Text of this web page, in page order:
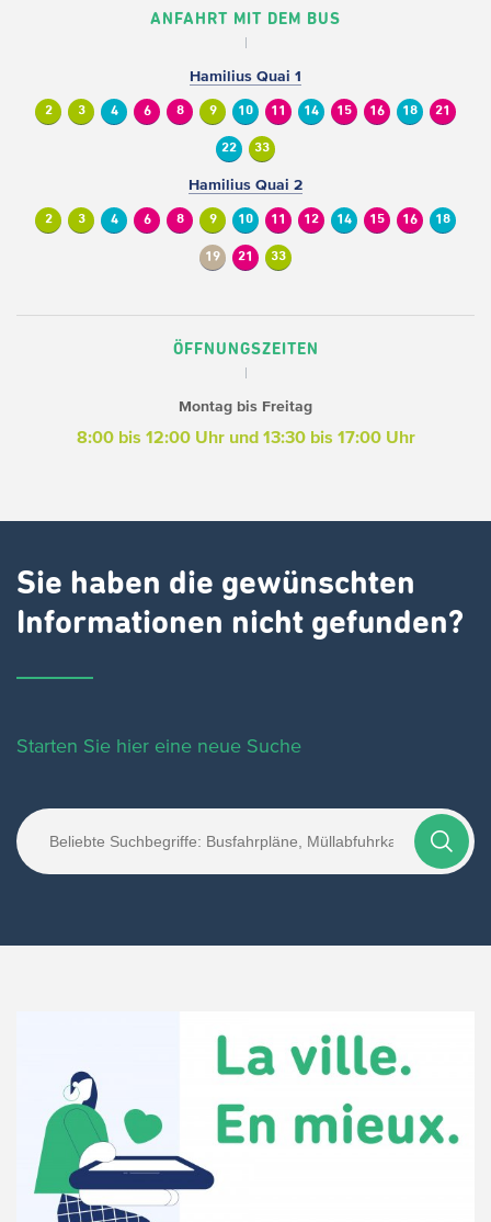
ANFAHRT MIT DEM BUS
Hamilius Quai 1
2 3 4 6 8 9 10 11 14 15 16 18 21
22 33
Hamilius Quai 2
2 3 4 6 8 9 10 11 12 14 15 16 18
19 21 33
ÖFFNUNGSZEITEN
Montag bis Freitag
8:00 bis 12:00 Uhr und 13:30 bis 17:00 Uhr
Sie haben die gewünschten
Informationen nicht gefunden?
Starten Sie hier eine neue Suche